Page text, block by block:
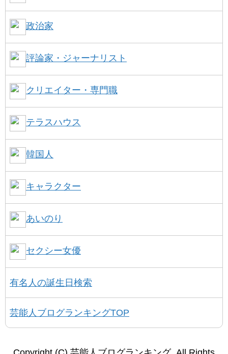
政治家
評論家・ジャーナリスト
クリエイター・専門職
テラスハウス
韓国人
キャラクター
あいのり
セクシー女優
有名人の誕生日検索
芸能人ブログランキングTOP